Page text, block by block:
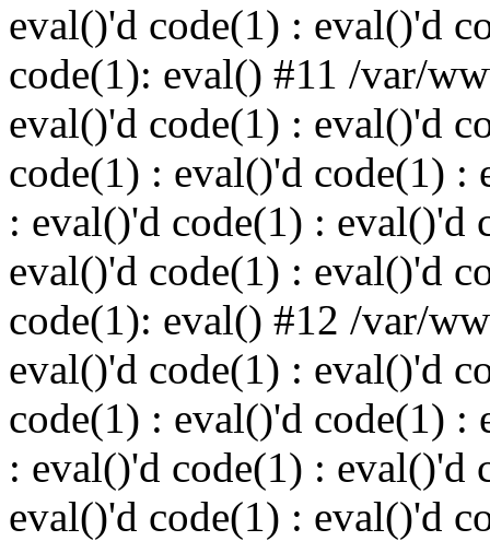
eval()'d code(1) : eval()'d
code(1): eval() #11 /var/
eval()'d code(1) : eval()'d
code(1) : eval()'d code(1) :
: eval()'d code(1) : eval()'d
eval()'d code(1) : eval()'d
code(1): eval() #12 /var/
eval()'d code(1) : eval()'d
code(1) : eval()'d code(1) :
: eval()'d code(1) : eval()'d
eval()'d code(1) : eval()'d